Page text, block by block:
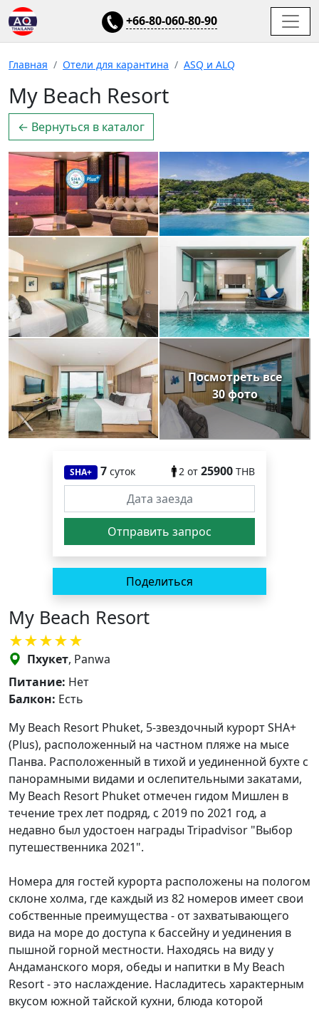
+66-80-060-80-90
Главная Отели для карантина ASQ и ALQ
My Beach Resort
← Вернуться в каталог
Посмотреть все
30 фото
SHA+ 7 суток 2 от 25900 THB
Поделиться
My Beach Resort
Пхукет, Panwa
Питание: Нет
Балкон: Есть
My Beach Resort Phuket, 5-звездочный курорт SHA+
(Plus), расположенный на частном пляже на мысе
Панва. Расположенный в тихой и уединенной бухте с
панорамными видами и ослепительными закатами,
My Beach Resort Phuket отмечен гидом Мишлен в
течение трех лет подряд, с 2019 по 2021 год, а
недавно был удостоен награды Tripadvisor "Выбор
путешественника 2021".
Номера для гостей курорта расположены на пологом
склоне холма, где каждый из 82 номеров имеет свои
собственные преимущества - от захватывающего
вида на море до доступа к бассейну и уединения в
пышной горной местности. Находясь на виду у
Андаманского моря, обеды и напитки в My Beach
Resort - это наслаждение. Насладитесь характерным
вкусом южной тайской кухни, блюда которой